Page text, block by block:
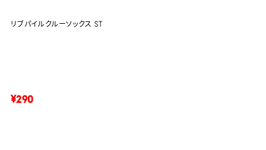
リブパイルクルーソックス ST
¥290